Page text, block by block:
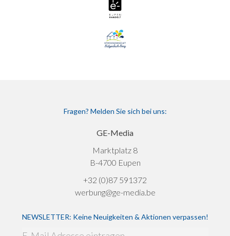
Fragen? Melden Sie sich bei uns:
GE-Media
Marktplatz 8
B-4700 Eupen
+32 (0)87 591372
werbung@ge-media.be
NEWSLETTER: Keine Neuigkeiten & Aktionen verpassen!